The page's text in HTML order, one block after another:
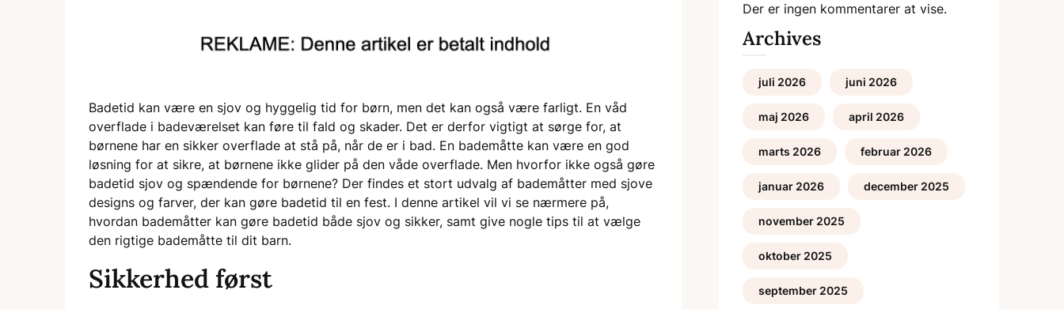
Badetid kan være en sjov og hyggelig tid for børn, men det kan også være farligt. En våd
overflade i badeværelset kan føre til fald og skader. Det er derfor vigtigt at sørge for, at
børnene har en sikker overflade at stå på, når de er i bad. En bademåtte kan være en god
løsning for at sikre, at børnene ikke glider på den våde overflade. Men hvorfor ikke også gøre
badetid sjov og spændende for børnene? Der findes et stort udvalg af bademåtter med sjove
designs og farver, der kan gøre badetid til en fest. I denne artikel vil vi se nærmere på,
hvordan bademåtter kan gøre badetid både sjov og sikker, samt give nogle tips til at vælge
den rigtige bademåtte til dit barn.
Sikkerhed først
Der er ingen kommentarer at vise.
Archives
juli 2026 juni 2026
maj 2026 april 2026
marts 2026 februar 2026
januar 2026 december 2025
november 2025
oktober 2025
september 2025